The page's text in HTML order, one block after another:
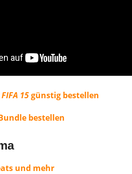
FIFA 15günstig bestellen
bestellen
und mehr